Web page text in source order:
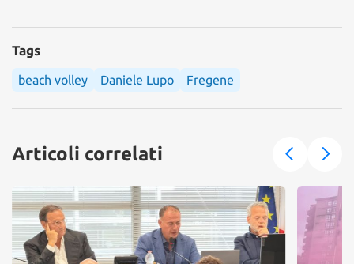
Tags
beach volley Daniele Lupo Fregene
Articoli correlati